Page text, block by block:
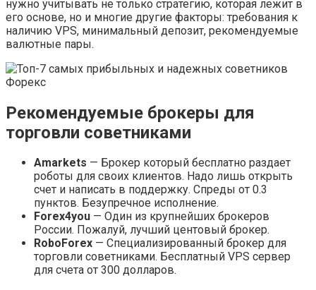
нужно учитывать не только стратегию, которая лежит в
его основе, но и многие другие факторы: требования к
наличию VPS, минимальный депозит, рекомендуемые
валютные пары.
Рекомендуемые брокеры для
торговли советниками
Amarkets — Брокер который бесплатно раздает
роботы для своих клиентов. Надо лишь открыть
счет и написать в поддержку. Спреды от 0.3
пунктов. Безупречное исполнение.
Forex4you — Один из крупнейших брокеров
России. Пожалуй, лучший центовый брокер.
RoboForex — Специализированный брокер для
торговли советниками. Бесплатный VPS сервер
для счета от 300 долларов.